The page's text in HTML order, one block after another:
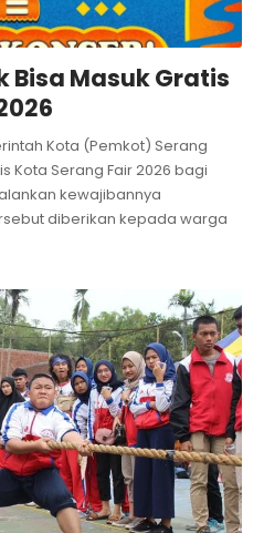
Bisa Masuk Gratis
Kota (Pemkot) Serang
Kota Serang Fair 2026 bagi
kewajibannya
diberikan kepada warga